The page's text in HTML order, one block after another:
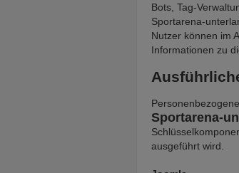
Bots, Tag-
Sportarena-
Nutzer können im
Informationen zu
Sportarena-
ausgeführt wird.